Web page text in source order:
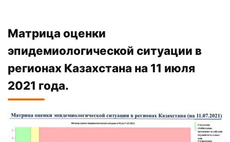
Матрица оценки
эпидемиологической ситуации в
регионах Казахстана на 11 июля
2021 года.